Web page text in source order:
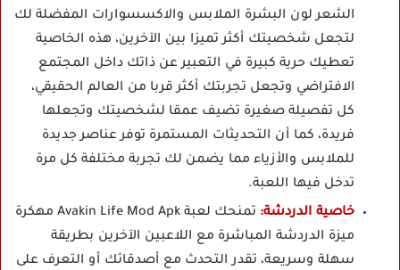
الشعر لون البشرة الملابس والاكسسوارات المفضلة لك
لتجعل شخصيتك أكثر تميزا بين الآخرين، هذه الخاصية
تعطيك حرية كبيرة في التعبير عن ذاتك داخل المجتمع
الافتراضي وتجعل تجربتك أكثر قربا من العالم الحقيقي،
كل تفصيلة صغيرة تضيف عمقا لشخصيتك وتجعلها
فريدة، كما أن التحديثات المستمرة توفر عناصر جديدة
للملابس والأزياء مما يضمن لك تجربة مختلفة كل مرة
تدخل فيها اللعبة.
خاصية الدردشة:
تمنحك لعبة Avakin Life Mod Apk مهكرة
ميزة الدردشة المباشرة مع اللاعبين الآخرين بطريقة
سهلة وسريعة، تقدر التحدث مع أصدقائك أو التعرف على